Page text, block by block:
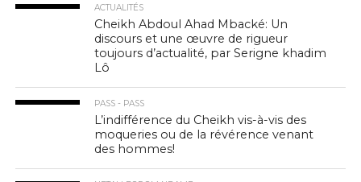
ACTUALITÉS
Cheikh Abdoul Ahad Mbacké: Un
discours et une œuvre de rigueur
toujours d’actualité, par Serigne khadim
Lô
PASS - PASS
L’indifférence du Cheikh vis-à-vis des
moqueries ou de la révérence venant
des hommes!